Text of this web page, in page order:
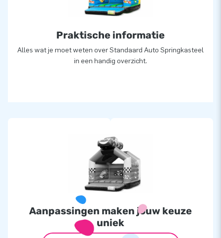
Praktische informatie
Alles wat je moet weten over Standaard Auto Springkasteel
in een handig overzicht.
Aanpassingen maken jouw keuze
uniek